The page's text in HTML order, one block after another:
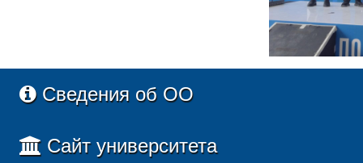
Сведения об ОО
Сайт университета